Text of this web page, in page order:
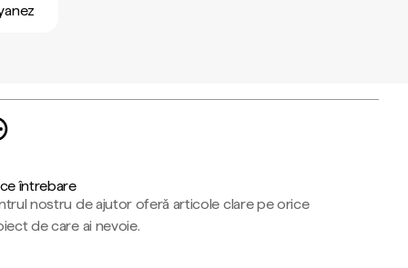
întrebare
nostru de ajutor oferă articole clare pe orice
de care ai nevoie.